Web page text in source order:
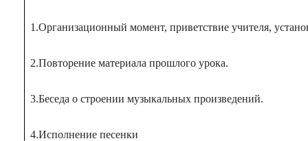
1.Организационный момент, приветствие учителя,
2.Повторение материала прошлого урока.
3.Беседа о строении музыкальных произведений.
4.Исполнение песенки